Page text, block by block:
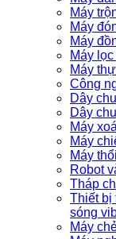
Máy
Máy
Máy
Máy
Máy
Công
Dây
Dây
Máy
Máy
Máy
Robot
Tháp
Thiết bị
sóng
Máy